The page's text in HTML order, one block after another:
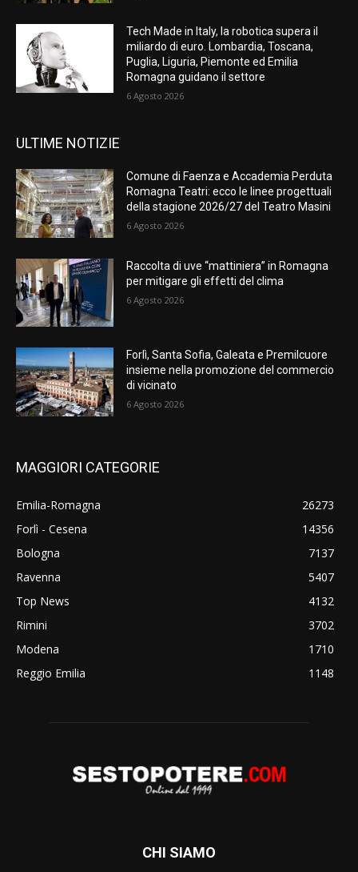
Tech Made in Italy, la robotica supera il
miliardo di euro. Lombardia, Toscana,
Puglia, Liguria, Piemonte ed Emilia
Romagna guidano il settore
6 Agosto 2026
ULTIME NOTIZIE
Comune di Faenza e Accademia Perduta
Romagna Teatri: ecco le linee progettuali
della stagione 2026/27 del Teatro Masini
6 Agosto 2026
Raccolta di uve “mattiniera” in Romagna
per mitigare gli effetti del clima
6 Agosto 2026
Forlì, Santa Sofia, Galeata e Premilcuore
insieme nella promozione del commercio
di vicinato
6 Agosto 2026
MAGGIORI CATEGORIE
Emilia-Romagna
26273
Forlì - Cesena
14356
Bologna
7137
Ravenna
5407
Top News
4132
Rimini
3702
Modena
1710
Reggio Emilia
1148
CHI SIAMO